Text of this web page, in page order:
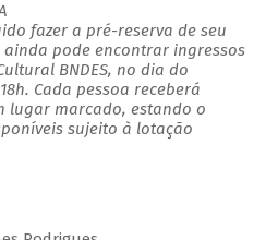
fazer a pré-reserva de seu
pode encontrar ingressos
BNDES, no dia do
Cada pessoa receberá
lugar marcado, estando o
sujeito à lotação